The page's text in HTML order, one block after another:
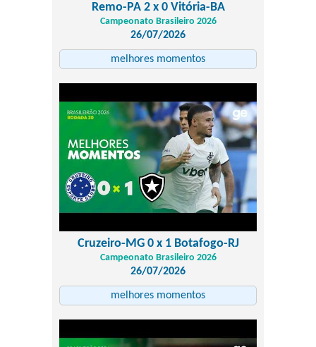
Remo-PA 2 x 0 Vitória-BA
Campeonato Brasileiro 2026
26/07/2026
melhores momentos
Cruzeiro-MG 0 x 1 Botafogo-RJ
Campeonato Brasileiro 2026
26/07/2026
melhores momentos